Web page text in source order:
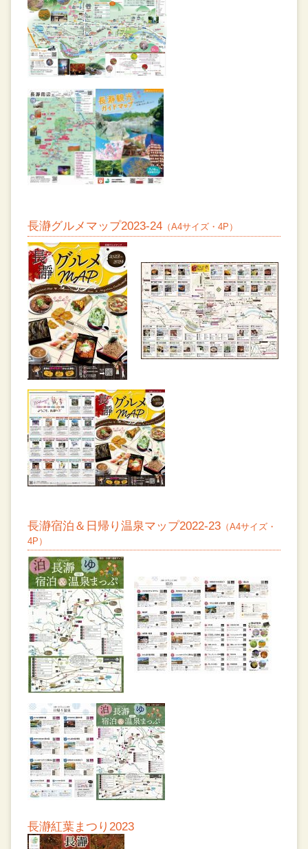
長瀞グルメマップ2023-24 （A4サイズ・4P）
長瀞宿泊＆日帰り温泉マップ2022-23 （A4サイズ・
4P）
長瀞紅葉まつり2023